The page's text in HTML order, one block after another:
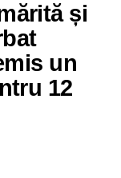
și
un
12